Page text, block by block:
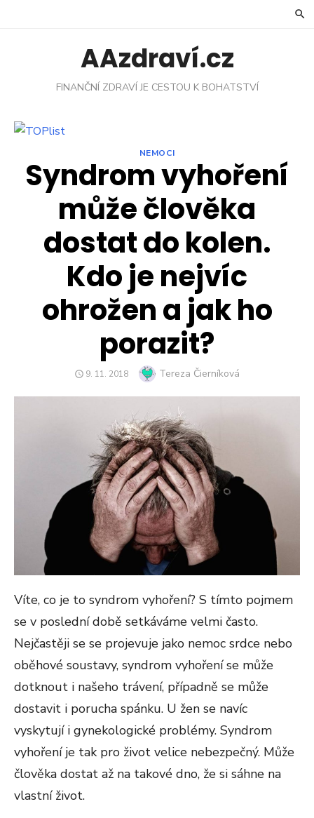
AAzdraví.cz
FINANČNÍ ZDRAVÍ JE CESTOU K BOHATSTVÍ
NEMOCI
Syndrom vyhoření
může člověka
dostat do kolen.
Kdo je nejvíc
ohrožen a jak ho
porazit?
POSTED
9. 11. 2018 Author
Tereza Čierníková
Víte, co je to syndrom vyhoření? S tímto pojmem
se v poslední době setkáváme velmi často.
Nejčastěji se se projevuje jako nemoc srdce nebo
oběhové soustavy, syndrom vyhoření se může
dotknout i našeho trávení, případně se může
dostavit i porucha spánku. U žen se navíc
vyskytují i gynekologické problémy. Syndrom
vyhoření je tak pro život velice nebezpečný. Může
člověka dostat až na takové dno, že si sáhne na
vlastní život.